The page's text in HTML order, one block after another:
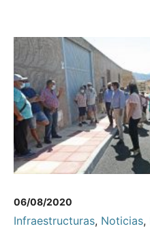
06/08/2020
Infraestructuras, Noticias,